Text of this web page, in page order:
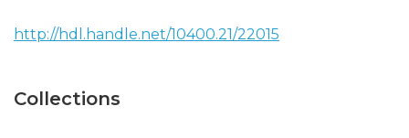
http://hdl.handle.net/10400.21/22015
Collections